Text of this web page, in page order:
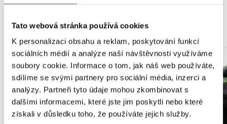
Tato webová stránka používá cookies
K personalizaci obsahu a reklam, poskytování funkcí
sociálních médií a analýze naší návštěvnosti využíváme
soubory cookie. Informace o tom, jak náš web používáte,
sdílíme se svými partnery pro sociální média, inzerci a
analýzy. Partneři tyto údaje mohou zkombinovat s
dalšími informacemi, které jste jim poskytli nebo které
získali v důsledku toho, že používáte jejich služby.
MOHLO BY SE VÁM LÍBIT